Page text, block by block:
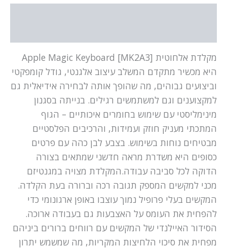
מקלדת אלחוטית Apple Magic Keyboard [MK2A3]
היא מכשיר מתקדם המשלב עיצוב אלגנטי, גודל קומפקטי
וביצועים גבוהים, מה שהופך אותה לבחירה אידיאלית גם
למקצוענים וגם למשתמשים רגילים. בנייתה בסגנון
מינימליסטי עם שימוש בחומרים איכותיים – הגוף
המתכתי מעניק חוזק ועמידות, והרכיבים הפלסטיים
מבטיחים נוחות בשימוש. בצבע לבן כהה עם פרטים
כסופים היא משדרת מראה חדשני שמתאים בצורה
הדוקה לכל סביבה עבודה.המקלדת מצויה במגנטיזם
מכני למקשים המספק תגובה רכה וברורה בעת הקלדה.
המקשים בעלי פרופיל נמוך עוצבו באופן ארגונומי כדי
להפחית את העומס על האצבעות גם בעבודה ארוכה.
הסידור האיילנדי של המקשים עם רווחים ברורים ביניהם
מפחית את סיכוי הלחיצות המקריות, מה שמשמש יתרון